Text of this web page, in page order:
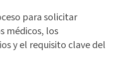
para solicitar
médicos, los
y el requisito clave del